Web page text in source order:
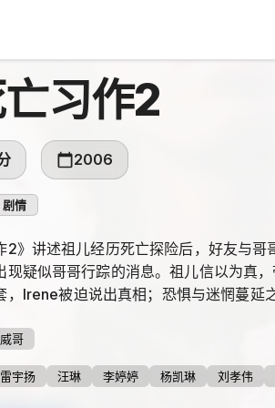
习作2
2006
剧情
2》讲述祖儿经历死亡探险后，好友与
现疑似哥哥行踪的消息。祖儿信以为真
，Irene被迫说出真相；恐惧与迷惘蔓延
威哥
雷宇扬 汪琳 李婷婷 杨凯琳 刘孝伟